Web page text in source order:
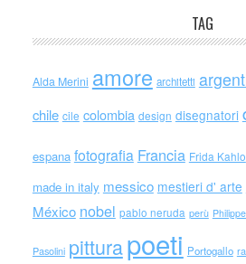
TAG
Alda Merini amore architetti
chile cile colombia design disegnatori
espana fotografia Francia Frida Kahlo
made in italy messico mestieri d' arte
México nobel pablo neruda perù
Pasolini pitturapoeti Portogallo